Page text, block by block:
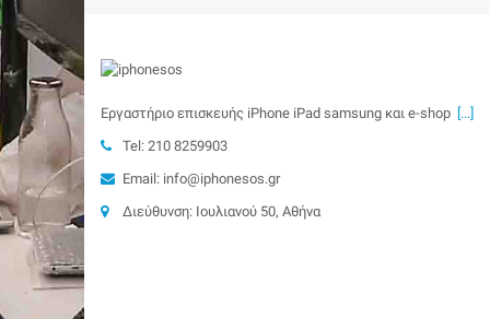
Εργαστήριο επισκευής iPhone iPad samsung και e-shop [...]
Tel: 210 8259903
Email: info@iphonesos.gr
Διεύθυνση: Ιουλιανού 50, Αθήνα